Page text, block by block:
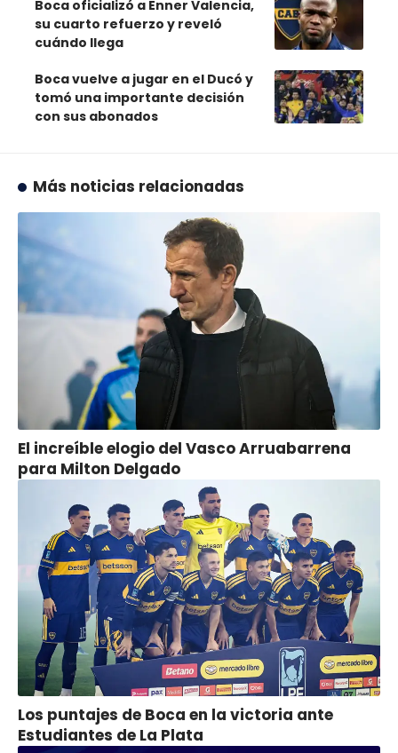
Boca oficializó a Enner Valencia,
su cuarto refuerzo y reveló
cuándo llega
Boca vuelve a jugar en el Ducó y
tomó una importante decisión
con sus abonados
Más noticias relacionadas
El increíble elogio del Vasco Arruabarrena
para Milton Delgado
Los puntajes de Boca en la victoria ante
Estudiantes de La Plata